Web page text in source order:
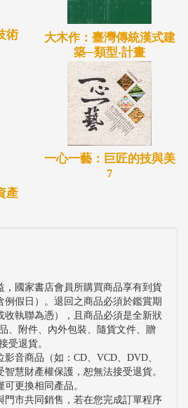
術
大木作：臺灣傳統漢式建
築─類型‧計畫
產
一心一藝：巨匠的技與美
7
，國家書店會員所購買商品享有到貨
例假日）。退回之商品必須於鑑賞期
收執聯為憑），且商品必須是全新狀
、附件、內外包裝、隨貨文件、贈
受退貨。
音商品（如：CD、VCD、DVD、
智慧財產權保護，恕無法接受退貨。
更換相同產品。
門市共同銷售，若在您完成訂單程序